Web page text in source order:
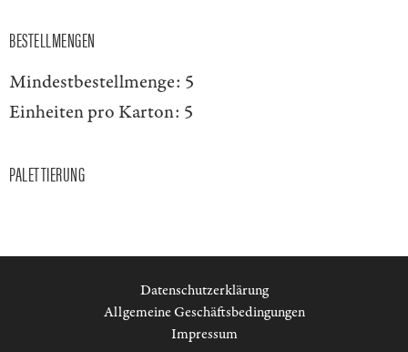
BESTELLMENGEN
Mindestbestellmenge: 5
Einheiten pro Karton: 5
PALETTIERUNG
Datenschutzerklärung
Allgemeine Geschäftsbedingungen
Impressum